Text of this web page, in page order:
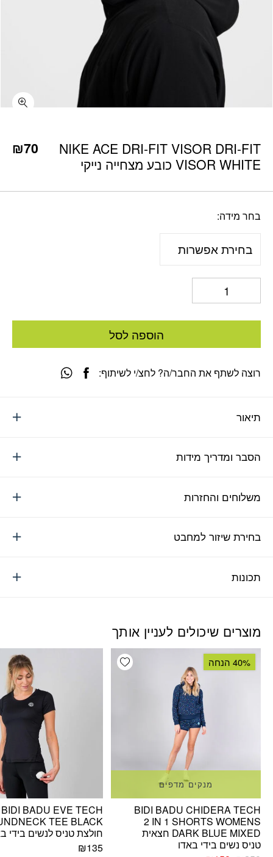
NIKE ACE DRI-FIT VISOR DRI-FIT
VISOR WHITE כובע מצחייה נייקי
₪70
בחר מידה
הוספה לסל
תיאור
הסבר ומדריך מידות
משלוחים והחזרות
בחירת שיזור למחבט
תכונות
רוצה לשתף את החבר/ה? לחצ/י לשיתוף:
מוצרים שיכולים לעניין אותך
Add wishlist 40% הנחה
מנקים מדפים
BIDI BADU CHIDERA TECH
2 IN 1 SHORTS WOMENS
DARK BLUE MIXED חצאית
טניס נשים בידי באדו
BIDI BADU EVE TECH
TEE BLACK
חולצת טניס לנשים בידי
₪135